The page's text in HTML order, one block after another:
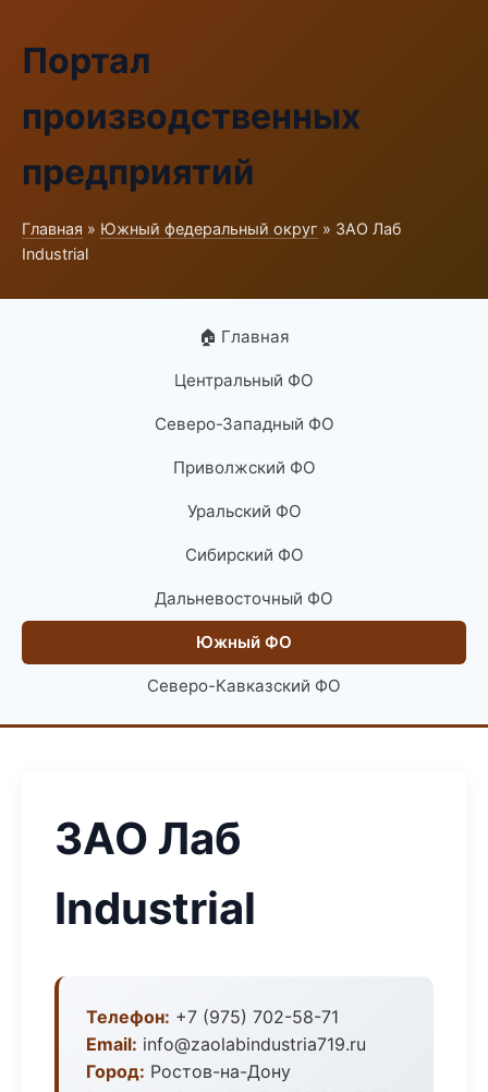
Портал
производственных
предприятий
Главная » Южный федеральный округ » ЗАО Лаб
Industrial
🏠 Главная
Центральный ФО
Северо-Западный ФО
Приволжский ФО
Уральский ФО
Сибирский ФО
Дальневосточный ФО
Южный ФО
Северо-Кавказский ФО
ЗАО Лаб
Industrial
Телефон: +7 (975) 702-58-71
Email: info@zaolabindustria719.ru
Город: Ростов-на-Дону